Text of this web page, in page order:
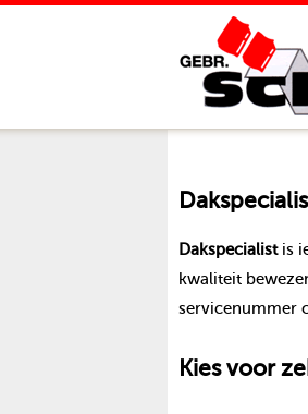
Dakspecialistis
kwaliteit
servicenummer
Kies voor